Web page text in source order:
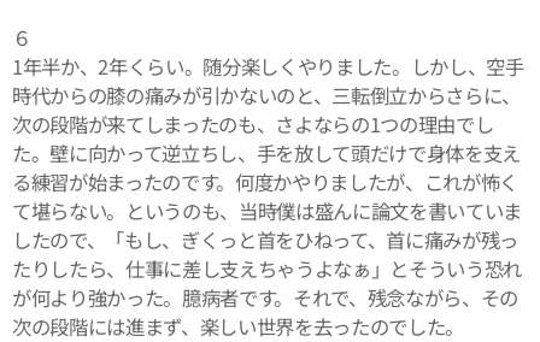
６
1年半か、2年くらい。随分楽しくやりました。しかし、空手
時代からの膝の痛みが引かないのと、三転倒立からさらに、
次の段階が来てしまったのも、さよならの1つの理由でし
た。壁に向かって逆立ちし、手を放して頭だけで身体を支え
る練習が始まったのです。何度かやりましたが、これが怖く
て堪らない。というのも、当時僕は盛んに論文を書いていま
したので、「もし、ぎくっと首をひねって、首に痛みが残っ
たりしたら、仕事に差し支えちゃうよなぁ」とそういう恐れ
が何より強かった。臆病者です。それで、残念ながら、その
次の段階には進まず、楽しい世界を去ったのでした。